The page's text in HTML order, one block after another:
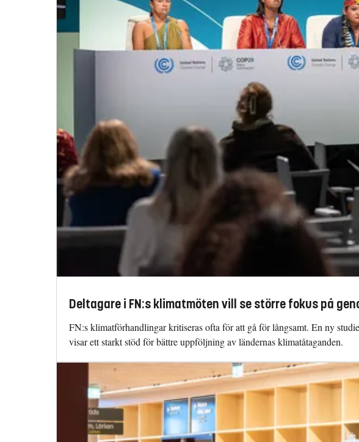
Deltagare i FN:s klimatmöten vill se större fokus på
FN:s klimatförhandlingar kritiseras ofta för att gå för långsamt. En ny
visar ett starkt stöd för bättre uppföljning av ländernas klimatåtaganden.